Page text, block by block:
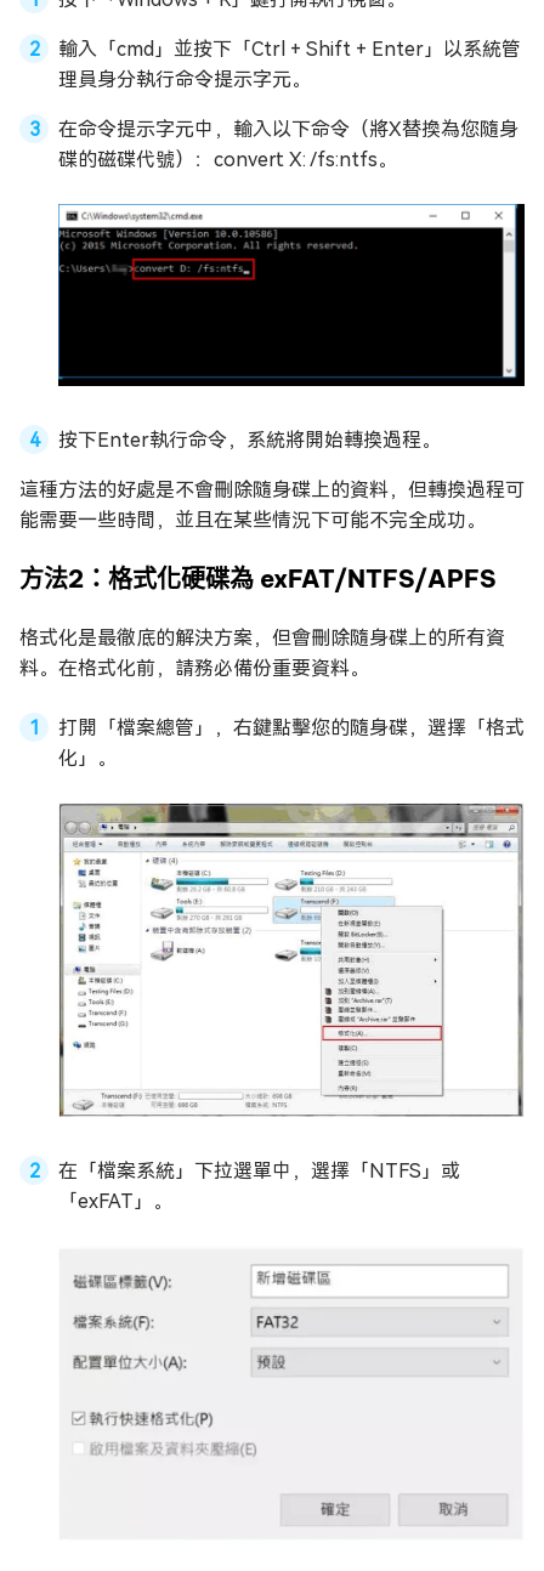
輸入「cmd」並按下「Ctrl + Shift + Enter」以系統管
理員身分執行命令提示字元。
在命令提示字元中，輸入以下命令（將X替換為您隨身
碟的磁碟代號）：convert X: /fs:ntfs。
按下Enter執行命令，系統將開始轉換過程。
這種方法的好處是不會刪除隨身碟上的資料，但轉換過程可
能需要一些時間，並且在某些情況下可能不完全成功。
方法2：格式化硬碟為 exFAT/NTFS/APFS
格式化是最徹底的解決方案，但會刪除隨身碟上的所有資
料。在格式化前，請務必備份重要資料。
打開「檔案總管」，右鍵點擊您的隨身碟，選擇「格式
化」。
在「檔案系統」下拉選單中，選擇「NTFS」或
「exFAT」。